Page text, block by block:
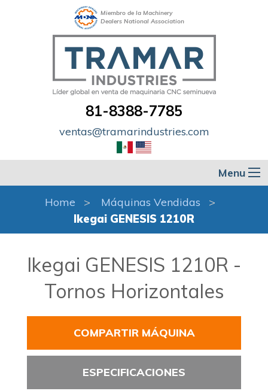
Miembro de la Machinery
Dealers National Association
81-8388-7785
ventas@tramarindustries.com
Menu
Home
Máquinas Vendidas
Ikegai GENESIS 1210R
Ikegai GENESIS 1210R -
Tornos Horizontales
COMPARTIR MÁQUINA
ESPECIFICACIONES